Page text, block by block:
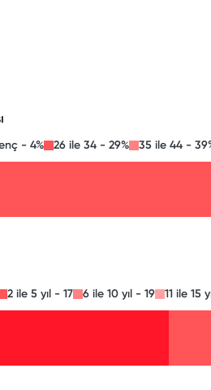
- 4% 26 ile 34 - 29% 35 ile 44 -
2 ile 5 yıl - 17 6 ile 10 yıl - 19 11 ile 15